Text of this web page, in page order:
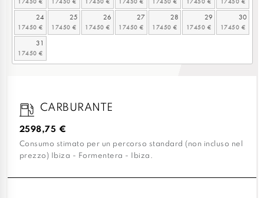
24 25 26 27 28 29 30
31
CARBURANTE
2598,75 €
Consumo stimato per un percorso standard (non incluso nel
prezzo) Ibiza - Formentera - Ibiza.